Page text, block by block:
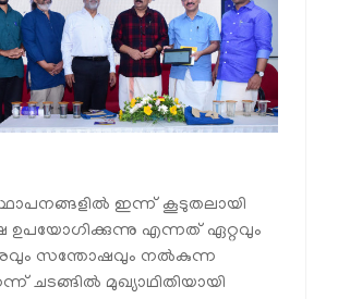
ഇന്ന് കൂടുതലായി
ഉപയോഗിക്കുന്നു എന്നത് ഏറ്റവും
സന്തോഷവും നൽകുന്ന
ചടങ്ങിൽ മുഖ്യാഥിതിയായി